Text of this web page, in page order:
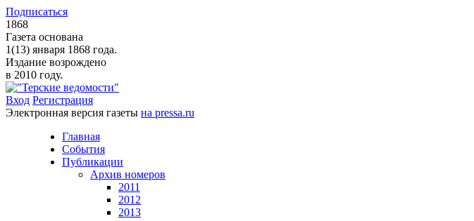
Подписаться
1868
Газета основана
1(13) января 1868 года.
Издание возрождено
в 2010 году.
Вход Регистрация
Электронная версия газеты на pressa.ru
Главная
События
Публикации
Архив номеров
2011
2012
2013